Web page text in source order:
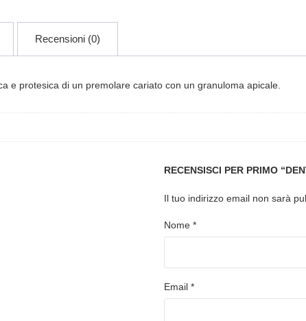
Recensioni (0)
e protesica di un premolare cariato con un granuloma apicale.
RECENSISCI PER PRIMO
Il tuo indirizzo email non sarà
Nome *
Email *